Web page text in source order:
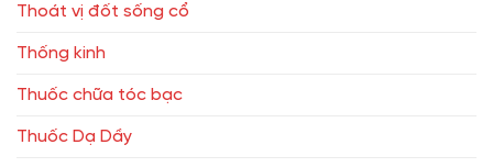
Thoát vị đốt sống cổ
Thống kinh
Thuốc chữa tóc bạc
Thuốc Dạ Dầy